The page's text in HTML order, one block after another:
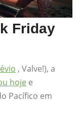
Friday
, Valve!), a
hoje e
Pacífico em